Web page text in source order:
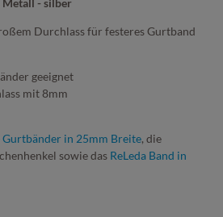
Durchlass für festeres Gurtband
geeignet
mit 8mm
Gurtbänder in 25mm Breite, die
sowie das ReLeda Band in